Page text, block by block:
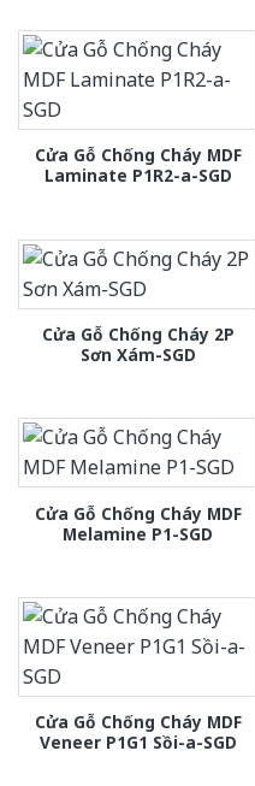
Cửa Gỗ Chống Cháy MDF
Laminate P1R2-a-SGD
Cửa Gỗ Chống Cháy 2P
Sơn Xám-SGD
Cửa Gỗ Chống Cháy MDF
Melamine P1-SGD
Cửa Gỗ Chống Cháy MDF
Veneer P1G1 Sồi-a-SGD